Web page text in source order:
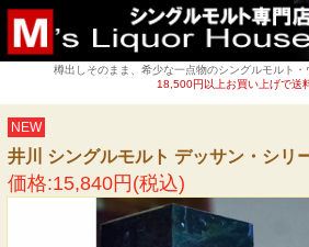
樽出しそのまま、希少な一点物のシングルモルト
18,500円以上お買い上げで送
NEW
井川 シングルモルト デッサン・シリ
価格:15,840円(税込)